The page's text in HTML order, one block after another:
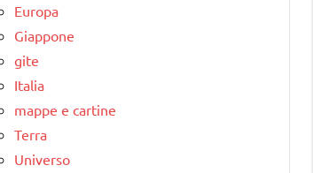
Europa
Giappone
gite
Italia
mappe e cartine
Terra
Universo